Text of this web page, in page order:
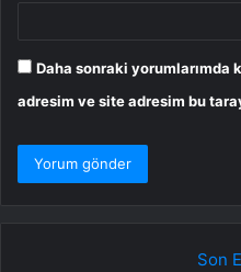
Daha sonraki yorumlarımda
adresim ve site adresim bu
Son